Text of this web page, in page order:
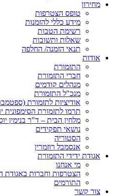
טופס הצטרפות
מידע כללי להזמנות
רשימת הטבות
שאלות ותשובות
תנאי הזמנה/ החלפה
התזמורת
חברי התזמורת
מנהלים קודמים
מנכ"ל התזמורת
אודיציות לתזמורת (ספטמבר 2026)
תרמו לתזמורת הסימפונית ירושלים
מלחין הבית – ד"ר בנימין יוסופוב
נושאי תפקידים
הסטוריה
אנסמבל רוזמרין
ידידי התזמורת
מי אנחנו
הצטרפות וחברות באגודת הידידים
התורמים
קשר